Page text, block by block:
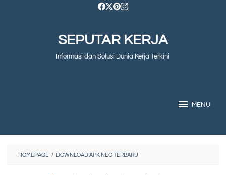
SEPUTAR KERJA
Informasi dan Solusi Dunia Kerja Terkini
MENU
HOMEPAGE / DOWNLOAD APK NEO TERBARU